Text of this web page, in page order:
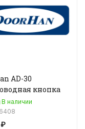
AD-30
кнопка
В наличии